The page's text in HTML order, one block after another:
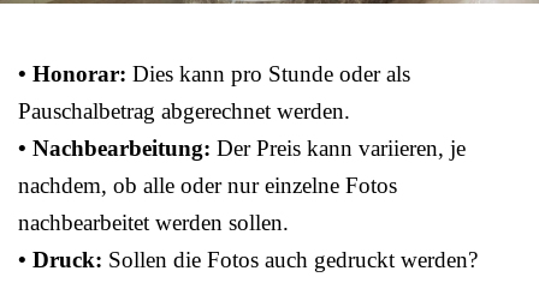
• Honorar: Dies kann pro Stunde oder als
Pauschalbetrag abgerechnet werden.
• Nachbearbeitung: Der Preis kann variieren, je
nachdem, ob alle oder nur einzelne Fotos
nachbearbeitet werden sollen.
• Druck: Sollen die Fotos auch gedruckt werden?